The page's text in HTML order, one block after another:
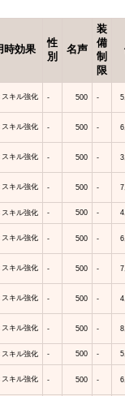
時効果
性
別
名声
装
備
制
限
スキル強化 - 500 -
スキル強化 - 500 -
スキル強化 - 500 -
スキル強化 - 500 -
スキル強化 - 500 -
スキル強化 - 500 -
スキル強化 - 500 -
スキル強化 - 500 -
スキル強化 - 500 -
スキル強化 - 500 -
スキル強化 - 500 -